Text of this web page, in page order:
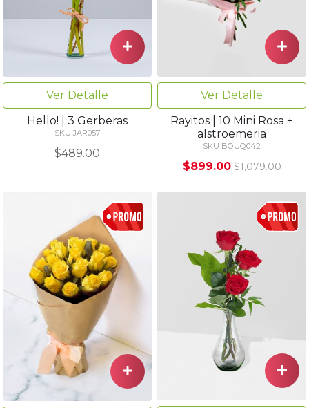
Ver Detalle
Hello! | 3 Gerberas
SKU JAR057
$489.00
Ver Detalle
Rayitos | 10 Mini Rosa +
alstroemeria
SKU BOUQ042
$899.00 $1,079.00